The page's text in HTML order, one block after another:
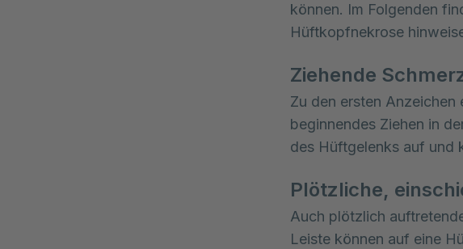
können. Im Folgenden
Hüftkopfnekrose
Ziehende
Zu den ersten
beginnendes Ziehen in
des Hüftgelenks auf und
Plötzliche,
Auch plötzlich
Leiste können auf eine